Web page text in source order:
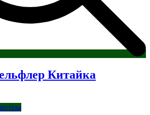
Китайка
Этот